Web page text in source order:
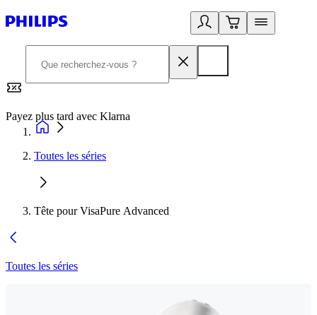
Payez plus tard avec Klarna
Toutes les séries
Tête pour VisaPure Advanced
Toutes les séries